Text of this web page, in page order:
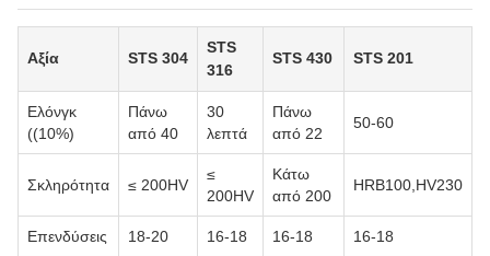
Αξία STS 304
STS
316
STS 430 STS 201
Ελόνγκ
((10%)
Πάνω
από 40
30
λεπτά
Πάνω
από 22
50-60
Σκληρότητα ≤ 200HV
≤
200HV
Κάτω
από 200
HRB100,HV230
Επενδύσεις 18-20 16-18 16-18 16-18